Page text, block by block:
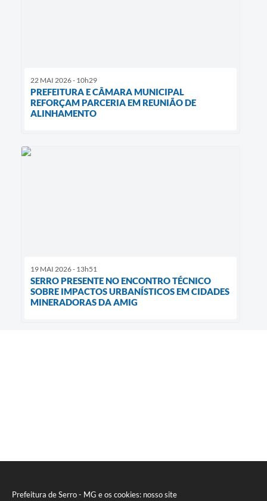
Prefeitura de Serro - MG e os cookies: nosso site
22 MAI 2026 - 10h29
PREFEITURA E CÂMARA MUNICIPAL
REFORÇAM PARCERIA EM REUNIÃO DE
ALINHAMENTO
19 MAI 2026 - 13h51
SERRO PRESENTE NO ENCONTRO TÉCNICO
SOBRE IMPACTOS URBANÍSTICOS EM CIDADES
MINERADORAS DA AMIG